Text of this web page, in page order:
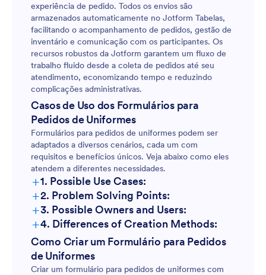
experiência de pedido. Todos os envios são
armazenados automaticamente no Jotform Tabelas,
facilitando o acompanhamento de pedidos, gestão de
inventário e comunicação com os participantes. Os
recursos robustos da Jotform garantem um fluxo de
trabalho fluido desde a coleta de pedidos até seu
atendimento, economizando tempo e reduzindo
complicações administrativas.
Casos de Uso dos Formulários para
Pedidos de Uniformes
Formulários para pedidos de uniformes podem ser
adaptados a diversos cenários, cada um com
requisitos e benefícios únicos. Veja abaixo como eles
atendem a diferentes necessidades.
+1. Possible Use Cases:
+2. Problem Solving Points:
+3. Possible Owners and Users:
+4. Differences of Creation Methods:
Como Criar um Formulário para Pedidos
de Uniformes
Criar um formulário para pedidos de uniformes com